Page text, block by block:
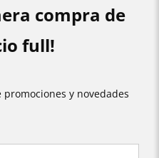
compra de
full!
y novedades